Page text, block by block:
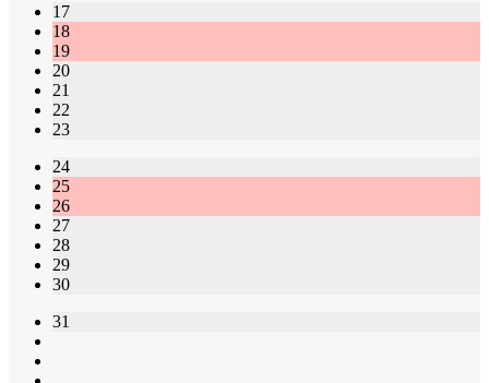
17
18
19
20
21
22
23
24
25
26
27
28
29
30
31